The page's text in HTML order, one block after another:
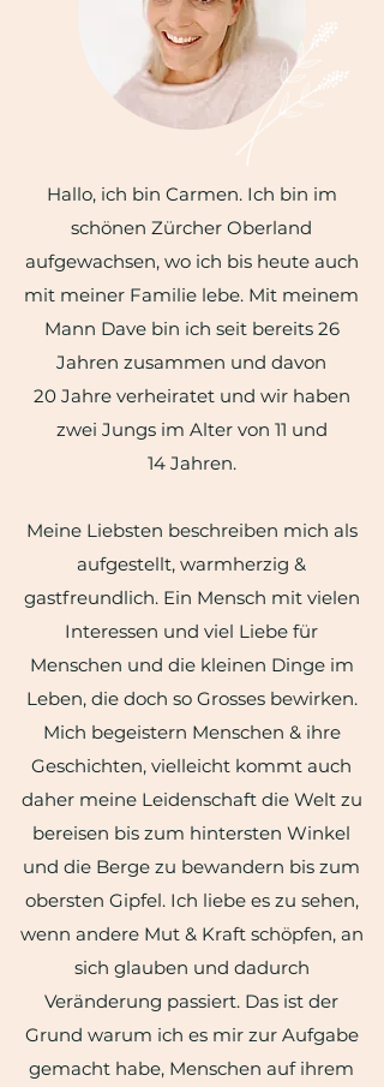
Hallo, ich bin Carmen. Ich bin im
schönen Zürcher Oberland
aufgewachsen, wo ich bis heute auch
mit meiner Familie lebe. Mit meinem
Mann Dave bin ich seit bereits 26
Jahren zusammen und davon
20 Jahre verheiratet und wir haben
zwei Jungs im Alter von 11 und
14 Jahren.
Meine Liebsten beschreiben mich als
aufgestellt, warmherzig &
gastfreundlich. Ein Mensch mit vielen
Interessen und viel Liebe für
Menschen und die kleinen Dinge im
Leben, die doch so Grosses bewirken.
Mich begeistern Menschen & ihre
Geschichten, vielleicht kommt auch
daher meine Leidenschaft die Welt zu
bereisen bis zum hintersten Winkel
und die Berge zu bewandern bis zum
obersten Gipfel. Ich liebe es zu sehen,
wenn andere Mut & Kraft schöpfen, an
sich glauben und dadurch
Veränderung passiert. Das ist der
Grund warum ich es mir zur Aufgabe
gemacht habe, Menschen auf ihrem